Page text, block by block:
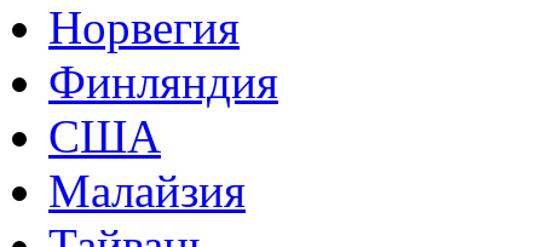
Норвегия
Финляндия
США
Малайзия